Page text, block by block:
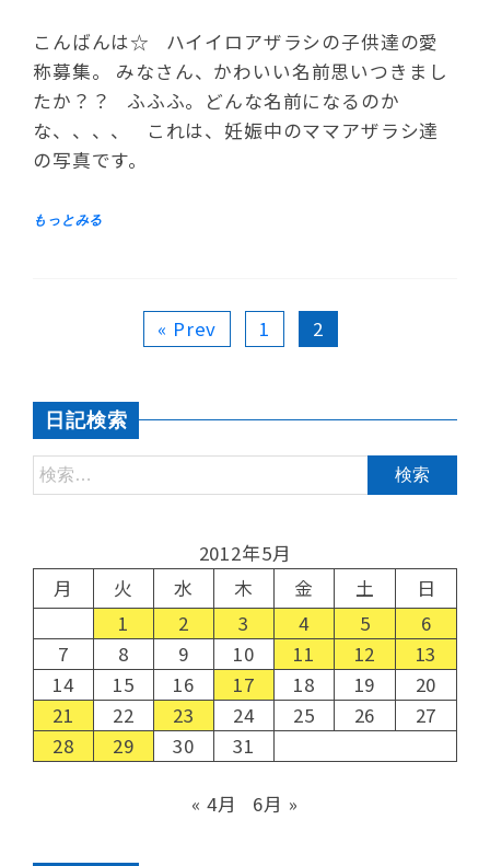
こんばんは☆ ハイイロアザラシの子供達の愛
称募集。 みなさん、かわいい名前思いつきまし
たか？？ ふふふ。どんな名前になるのか
な、、、、 これは、妊娠中のママアザラシ達
の写真です。
« Prev 1 2
日記検索
2012年5月
月
火 水 木 金 土
日
1
2 3 4 5
6
7
8 9 10 11 12
13
14
15 16 17 18 19
20
21
22 23 24 25 26
27
28
29 30 31
« 4月 6月 »